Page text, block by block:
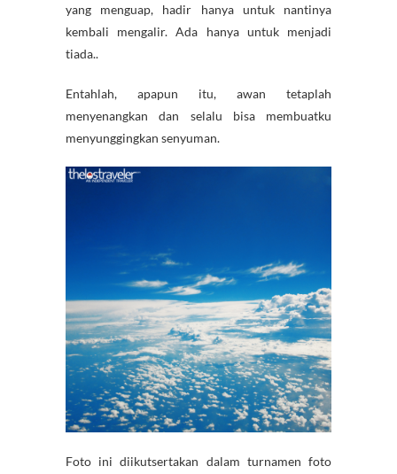
yang menguap, hadir hanya untuk nantinya
kembali mengalir. Ada hanya untuk menjadi
tiada..
Entahlah, apapun itu, awan tetaplah
menyenangkan dan selalu bisa membuatku
menyunggingkan senyuman.
Foto ini diikutsertakan dalam turnamen foto